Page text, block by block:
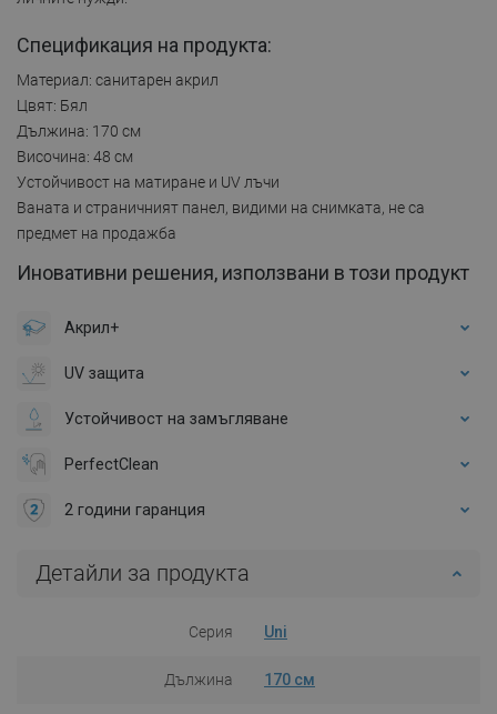
Спецификация на продукта:
Материал: санитарен акрил
Цвят: Бял
Дължина: 170 см
Височина: 48 см
Устойчивост на матиране и UV лъчи
Ваната и страничният панел, видими на снимката, не са
предмет на продажба
Иновативни решения, използвани в този продукт
Акрил+
UV защита
Устойчивост на замъгляване
PerfectClean
2 години гаранция
Детайли за продукта
Серия Uni
Дължина 170 см